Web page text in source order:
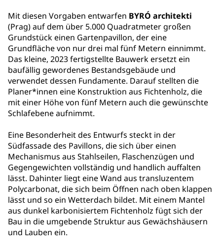
Mit diesen Vorgaben entwarfen BYRÓ architekti
(Prag) auf dem über 5.000 Quadratmeter großen
Grundstück einen Gartenpavillon, der eine
Grundfläche von nur drei mal fünf Metern einnimmt.
Das kleine, 2023 fertigstellte Bauwerk ersetzt ein
baufällig gewordenes Bestandsgebäude und
verwendet dessen Fundamente. Darauf stellten die
Planer*innen eine Konstruktion aus Fichtenholz, die
mit einer Höhe von fünf Metern auch die gewünschte
Schlafebene aufnimmt.
Eine Besonderheit des Entwurfs steckt in der
Südfassade des Pavillons, die sich über einen
Mechanismus aus Stahlseilen, Flaschenzügen und
Gegengewichten vollständig und handlich auffalten
lässt. Dahinter liegt eine Wand aus transluzentem
Polycarbonat, die sich beim Öffnen nach oben klappen
lässt und so ein Wetterdach bildet. Mit einem Mantel
aus dunkel karbonisiertem Fichtenholz fügt sich der
Bau in die umgebende Struktur aus Gewächshäusern
und Lauben ein.